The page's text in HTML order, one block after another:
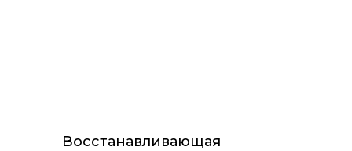
Восстанавливающая